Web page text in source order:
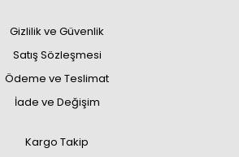
Gizlilik ve Güvenlik
Satış Sözleşmesi
Ödeme ve Teslimat
İade ve Değişim
Kargo Takip